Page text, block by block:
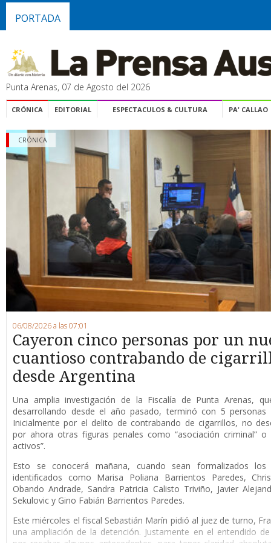
PORTADA
Punta Arenas, 07 de Agosto del 2026
CRÓNICA EDITORIAL ESPECTACULOS & CULTURA PA' CALLAO
CRÓNICA
06/08/2026 a las 07:01
Cayeron cinco personas por un
cuantioso contrabando de
desde Argentina
Una amplia investigación de la Fiscalía de Punta Arenas,
desarrollando desde el año pasado, terminó con 5 personas
Inicialmente por el delito de contrabando de cigarrillos, no
por ahora otras figuras penales como “asociación criminal” o
activos”.
Esto se conocerá mañana, cuando sean formalizados los
identificados como Marisa Poliana Barrientos Paredes,
Obando Andrade, Sandra Patricia Calisto Triviño, Javier
Sekulovic y Gino Fabián Barrientos Paredes.
Este miércoles el fiscal Sebastián Marín pidió al juez de turno,
una ampliación de la detención. Justamente en el entendido